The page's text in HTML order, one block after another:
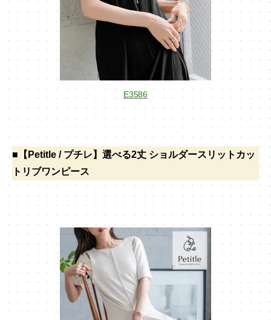
E3586
■【Petitle / プチレ】選べる2丈 ショルダースリットカッ
トリブワンピース